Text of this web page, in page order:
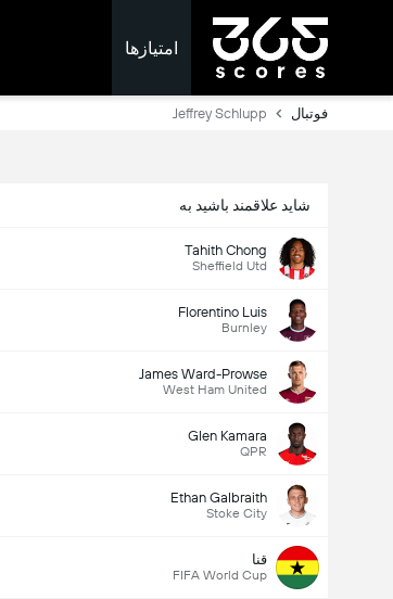
امتیازها
فوتبال Jeffrey Schlupp
شاید علاقمند باشید به
Tahith Chong
Sheffield Utd
Florentino Luis
Burnley
James Ward-Prowse
West Ham United
Glen Kamara
QPR
Ethan Galbraith
Stoke City
قنا
FIFA World Cup